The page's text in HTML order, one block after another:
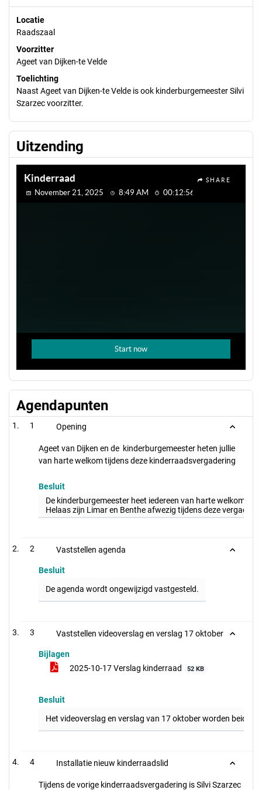
Locatie
Raadszaal
Voorzitter
Ageet van Dijken-te Velde
Toelichting
Naast Ageet van Dijken-te Velde is ook kinderburgemeester Silvi
Szarzec voorzitter.
Uitzending
Agendapunten
1 Opening
Ageet van Dijken en de kinderburgemeester heten jullie
van harte welkom tijdens deze kinderraadsvergadering
Besluit
De kinderburgemeester heet iedereen van harte welkom
Helaas zijn Limar en Benthe afwezig tijdens deze
2 Vaststellen agenda
Besluit
De agenda wordt ongewijzigd vastgesteld.
3 Vaststellen videoverslag en verslag 17 oktober
Bijlagen
2025-10-17 Verslag kinderraad
52 KB
Besluit
Het videoverslag en verslag van 17 oktober worden beide
4 Installatie nieuw kinderraadslid
Tijdens de vorige kinderraadsvergadering is Silvi Szarzec